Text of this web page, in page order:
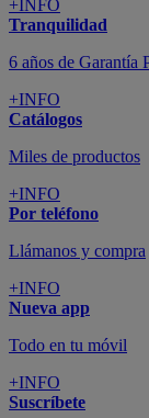
+INFO
Tranquilidad
6 años de Garantía
+INFO
Catálogos
Miles de productos
+INFO
Por teléfono
Llámanos y compra
+INFO
Nueva app
Todo en tu móvil
+INFO
Suscríbete